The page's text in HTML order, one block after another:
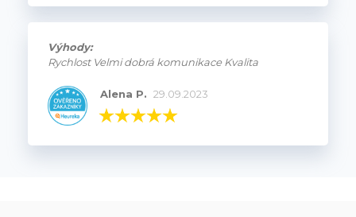
Výhody:
Rychlost Velmi dobrá komunikace Kvalita
Alena P. 29.09.2023